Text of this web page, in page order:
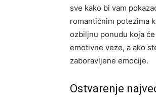
sve kako bi vam
romantičnim potezima
ozbiljnu ponudu koja
emotivne veze, a ako
zaboravljene emocije.
Ostvarenje